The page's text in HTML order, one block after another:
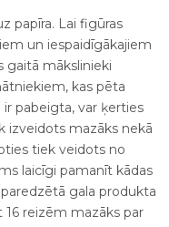
papīra. Lai figūras
un iespaidīgākajiem
gaitā mākslinieki
kas pēta
pabeigta, var ķerties
izveidots mazāks nekā
tiek veidots no
laicīgi pamanīt kādas
gala produkta
reizēm mazāks par